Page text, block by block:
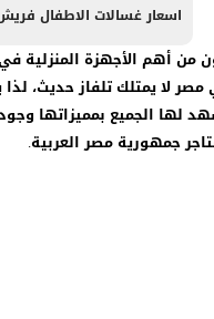
اسعار غسالات الاطفال فريش
من أهم الأجهزة المنزلية
لا يمتلك تلفاز حديث،
لها الجميع بمميزاتها